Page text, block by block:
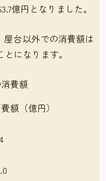
億円となりました。
屋台以外での消費額は
になります。
費額
額（億円）